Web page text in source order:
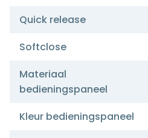
Quick release
Softclose
Materiaal
bedieningspaneel
Kleur bedieningspaneel